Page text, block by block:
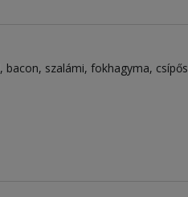
bacon szalámi fokhagyma csípős